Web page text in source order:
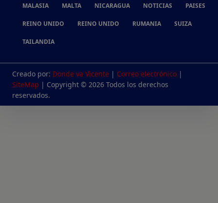
MALASIA MALTA NICARAGUA NOTICIAS PAISES
REINO UNIDO REINO UNIDO RUMANIA SUIZA
TAILANDIA
Creado por: Donde va Vicente | Correo electrónico |
SiteMap | Copyright © 2026 Todos los derechos
reservados.